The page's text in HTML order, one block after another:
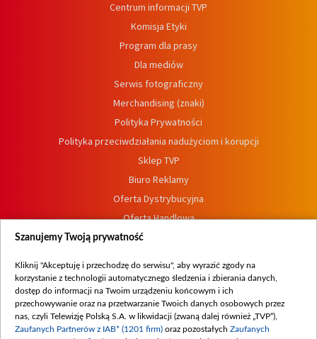
Centrum informacji TVP
Komisja Etyki
Program dla prasy
Dla mediów
Serwis fotograficzny
Merchandising (znaki)
Polityka Prywatności
Polityka przeciwdziałania nadużyciom i korupcji
Sklep TVP
Biuro Reklamy
Oferta Dystrybucyjna
Oferta Handlowa
Dostępność
Procedura zgłoszeń wewnętrznych
Szanujemy Twoją prywatność
Kliknij "Akceptuję i przechodzę do serwisu", aby wyrazić zgody na
korzystanie z technologii automatycznego śledzenia i zbierania danych,
dostęp do informacji na Twoim urządzeniu końcowym i ich
przechowywanie oraz na przetwarzanie Twoich danych osobowych przez
nas, czyli Telewizję Polską S.A. w likwidacji (zwaną dalej również „TVP”),
Zaufanych Partnerów z IAB* (1201 firm) oraz pozostałych Zaufanych